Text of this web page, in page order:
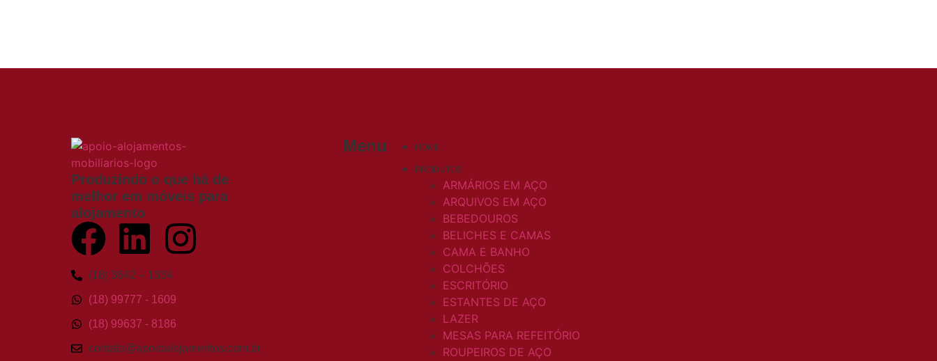
Produzindo o que há de
melhor em móveis para
alojamento
(18) 3642 – 1334
(18) 99777 - 1609
(18) 99637 - 8186
contato@apoioalojamentos.com.br
Menu HOME
PRODUTOS
ARMÁRIOS EM AÇO
ARQUIVOS EM AÇO
BEBEDOUROS
BELICHES E CAMAS
CAMA E BANHO
COLCHÕES
ESCRITÓRIO
ESTANTES DE AÇO
LAZER
MESAS PARA REFEITÓRIO
ROUPEIROS DE AÇO